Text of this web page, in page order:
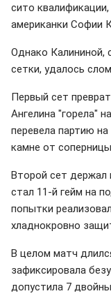
сито
американки Софии
Однако Калининой,
сетки, удалось
Первый сет
Ангелина "горела"
перевела партию
камне от соперницы
Второй сет держал
стал 11-й гейм на
попытки
хладнокровно
В целом матч
зафиксировала
допустила 7